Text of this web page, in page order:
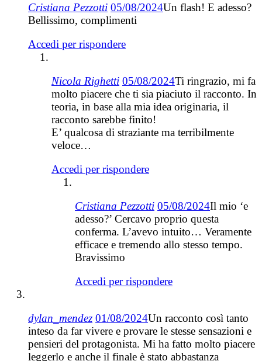
Cristiana Pezzotti 05/08/2024Un flash! E adesso?
Bellissimo, complimenti
Accedi per rispondere
Nicola Righetti 05/08/2024Ti ringrazio, mi fa
molto piacere che ti sia piaciuto il racconto. In
teoria, in base alla mia idea originaria, il
racconto sarebbe finito!
E’ qualcosa di straziante ma terribilmente
veloce…
Accedi per rispondere
Cristiana Pezzotti 05/08/2024Il mio ‘e
adesso?’ Cercavo proprio questa
conferma. L’avevo intuito… Veramente
efficace e tremendo allo stesso tempo.
Bravissimo
Accedi per rispondere
dylan_mendez 01/08/2024Un racconto così tanto
inteso da far vivere e provare le stesse sensazioni e
pensieri del protagonista. Mi ha fatto molto piacere
leggerlo e anche il finale è stato abbastanza